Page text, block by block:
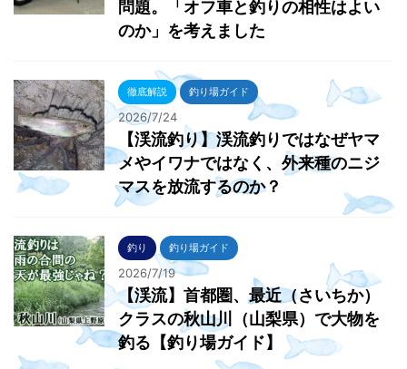
問題。「オフ車と釣りの相性はよい
のか」を考えました
徹底解説 釣り場ガイド
2026/7/24
【渓流釣り】渓流釣りではなぜヤマ
メやイワナではなく、外来種のニジ
マスを放流するのか？
釣り 釣り場ガイド
2026/7/19
【渓流】首都圏、最近（さいちか）
クラスの秋山川（山梨県）で大物を
釣る【釣り場ガイド】